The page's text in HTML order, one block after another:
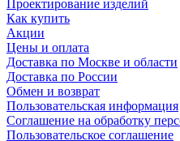
Проектирование изделий
Как купить
Акции
Цены и оплата
Доставка по Москве и области
Доставка по России
Обмен и возврат
Пользовательская информация
Соглашение на обработку
Пользовательское соглашение